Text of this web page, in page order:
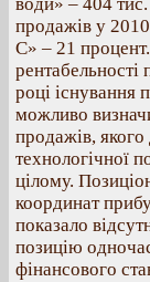
продажів у
С» – 21
році існування
можливо
продажів, якого
технологічної
цілому.
координат
показало
позицію
фінансового